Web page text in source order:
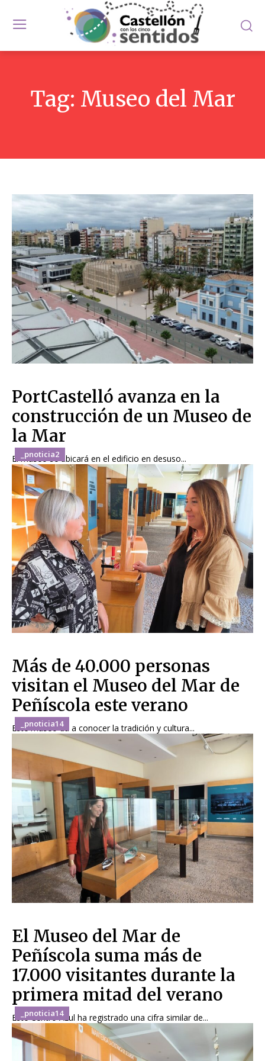
Tag: Museo del Mar
_pnoticia2
PortCastelló avanza en la
construcción de un Museo de
la Mar
El museo se ubicará en el edificio en desuso...
_pnoticia14
Más de 40.000 personas
visitan el Museo del Mar de
Peñíscola este verano
Este museo da a conocer la tradición y cultura...
_pnoticia14
El Museo del Mar de
Peñíscola suma más de
17.000 visitantes durante la
primera mitad del verano
Este Centro Azul ha registrado una cifra similar de...